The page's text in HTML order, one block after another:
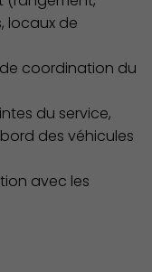
locaux de
coordination du
du service,
des véhicules
avec les